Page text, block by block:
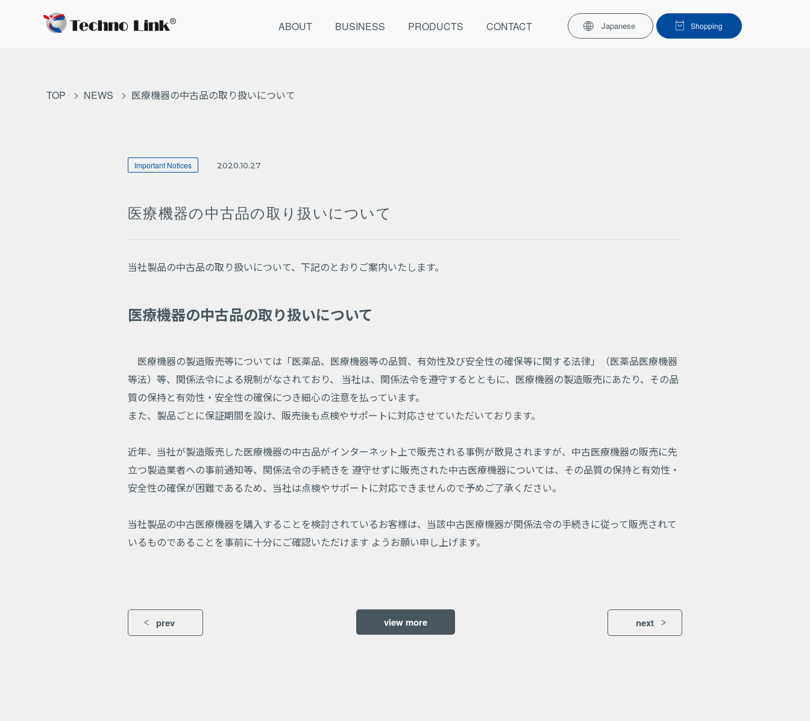
ABOUT BUSINESS PRODUCTS CONTACT Japanese Shopping
TOP NEWS 医療機器の中古品の取り扱いについて
Important Notices 2020.10.27
医療機器の中古品の取り扱いについて
当社製品の中古品の取り扱いについて、下記のとおりご案内いたします。
医療機器の中古品の取り扱いについて
医療機器の製造販売等については「医薬品、医療機器等の品質、有効性及び安全性の確保等に関する法律」（医薬品医療機器
等法）等、関係法令による規制がなされており、 当社は、関係法令を遵守するとともに、医療機器の製造販売にあたり、その品
質の保持と有効性・安全性の確保につき細心の注意を払っています。
また、製品ごとに保証期間を設け、販売後も点検やサポートに対応させていただいております。
近年、当社が製造販売した医療機器の中古品がインターネット上で販売される事例が散見されますが、中古医療機器の販売に先
立つ製造業者への事前通知等、関係法令の手続きを 遵守せずに販売された中古医療機器については、その品質の保持と有効性・
安全性の確保が困難であるため、当社は点検やサポートに対応できませんので予めご了承ください。
当社製品の中古医療機器を購入することを検討されているお客様は、当該中古医療機器が関係法令の手続きに従って販売されて
いるものであることを事前に十分にご確認いただけます ようお願い申し上げます。
prev view more next